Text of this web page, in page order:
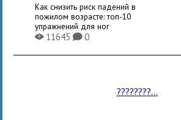
Как снизить риск падений в
пожилом возрасте: топ-10
упражнений для ног
X11645K0
????????...